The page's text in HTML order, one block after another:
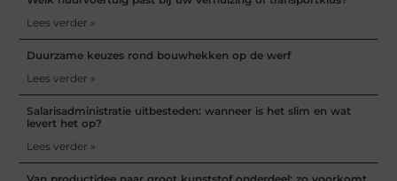
Lees verder »
Duurzame keuzes rond bouwhekken op de werf
Lees verder »
Salarisadministratie uitbesteden: wanneer is het slim en wat
levert het op?
Lees verder »